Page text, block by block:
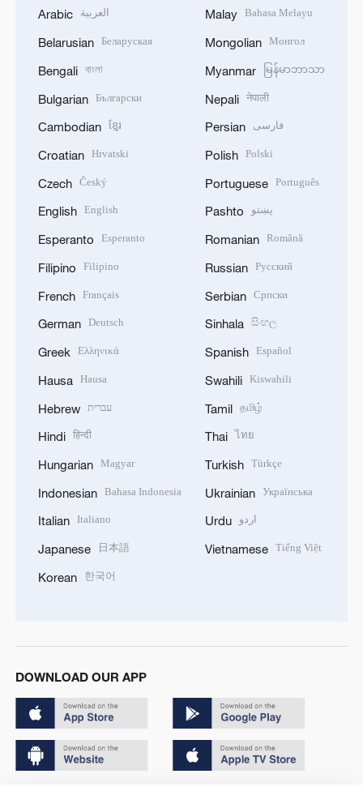
Arabic العربية
Belarusian Беларуская
Bengali বাংলা
Bulgarian Български
Cambodian ខ្មែរ
Croatian Hrvatski
Czech Český
English English
Esperanto Esperanto
Filipino Filipino
French Français
German Deutsch
Greek Ελληνικά
Hausa Hausa
Hebrew עברית
Hindi हिन्दी
Hungarian Magyar
Indonesian Bahasa Indonesia
Italian Italiano
Japanese 日本語
Korean 한국어
Malay Bahasa Melayu
Mongolian Монгол
Myanmar မြန်မာဘာသာ
Nepali नेपाली
Persian فارسی
Polish Polski
Portuguese Português
Pashto پښتو
Romanian Română
Russian Русский
Serbian Српски
Sinhala සිංහල
Spanish Español
Swahili Kiswahili
Tamil தமிழ்
Thai ไทย
Turkish Türkçe
Ukrainian Українська
Urdu اردو
Vietnamese Tiếng Việt
DOWNLOAD OUR APP